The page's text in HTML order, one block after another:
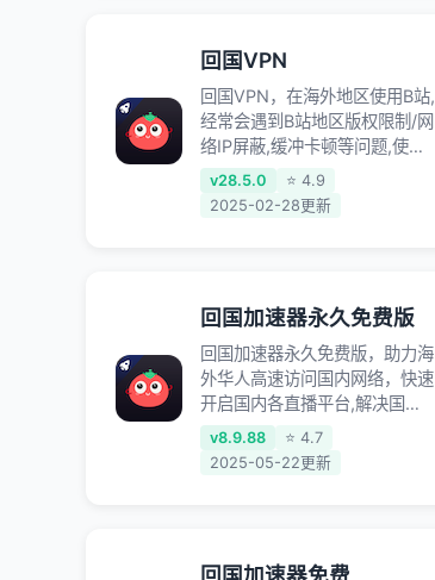
回国VPN
回国VPN，在海外地区使用B站,
经常会遇到B站地区版权限制/网
络IP屏蔽,缓冲卡顿等问题,使用
我们的哔哩哔哩专用回国VPN,
可加速解决各类网络问题,一键
v28.5.0
⭐ 4.9
2025-02-28更新
回国加速器永久免费版
回国加速器永久免费版，助力海
外华人高速访问国内网络，快速
开启国内各直播平台,解决国内
视频、音乐卡顿问题；更能加速
海量国服游戏，超低延迟稳定不
v8.9.88
⭐ 4.7
2025-05-22更新
回国加速器免费